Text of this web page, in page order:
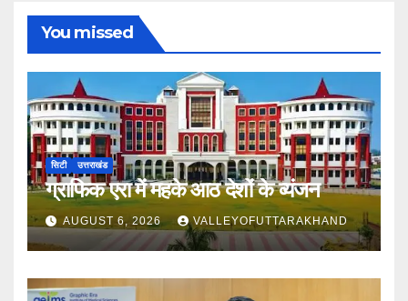
You missed
सिटी उत्तराखंड
ग्राफिक एरा में महके आठ देशों के व्यंजन
AUGUST 6, 2026 VALLEYOFUTTARAKHAND